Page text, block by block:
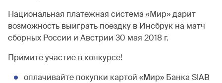
Национальная платежная система «Мир» дарит
возможность выиграть поездку в Инсбрук на матч
сборных России и Австрии 30 мая 2018 г.
Примите участие в конкурсе!
оплачивайте покупки картой «Мир» Банка SIAB